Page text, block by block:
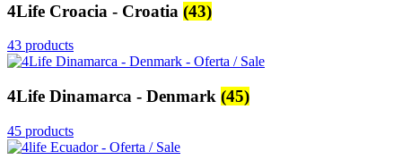
4Life Croacia - Croatia (43)
43 products
4Life Dinamarca - Denmark (45)
45 products